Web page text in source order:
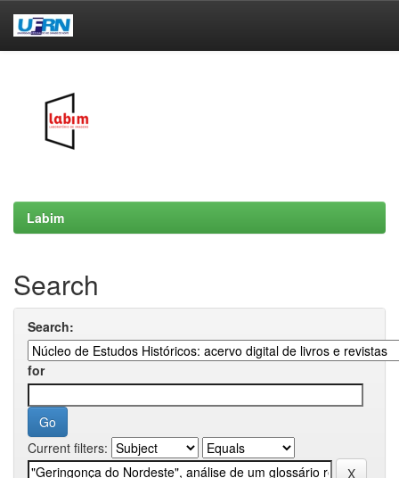
Labim
Search
Search:
for
Current filters: